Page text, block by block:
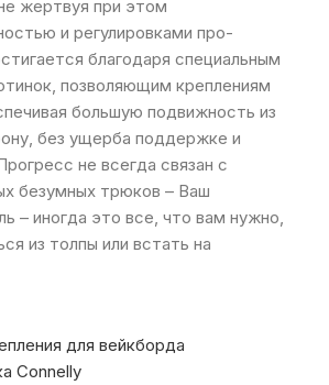
жертвуя при этом
и регулировками про-
благодаря специальным
позволяющим креплениям
большую подвижность из
без ущерба поддержке и
не всегда связан с
безумных трюков – Ваш
– иногда это все, что вам нужно,
из толпы или встать на
для вейкборда
Connelly